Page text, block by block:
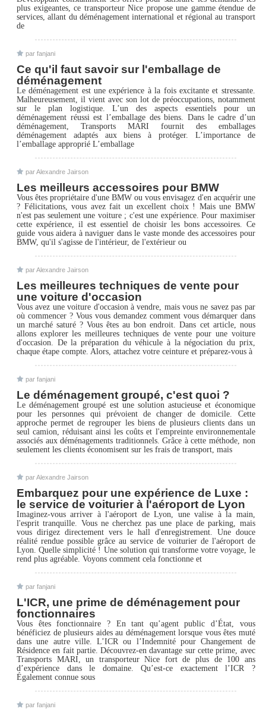
plus exigeantes, ce transporteur Nice propose une gamme étendue de
services, allant du déménagement international et régional au transport
de
par fanjani
Ce qu'il faut savoir sur l'emballage de
déménagement
Le déménagement est une expérience à la fois excitante et stressante.
Malheureusement, il vient avec son lot de préoccupations, notamment
sur le plan logistique. L’un des aspects essentiels pour un
déménagement réussi est l’emballage des biens. Dans le cadre d’un
déménagement, Transports MARI fournit des emballages
déménagement adaptés aux biens à protéger. L’importance de
l’emballage approprié L’emballage
par Alexandre Jairson
Les meilleurs accessoires pour BMW
Vous êtes propriétaire d'une BMW ou vous envisagez d'en acquérir une
? Félicitations, vous avez fait un excellent choix ! Mais une BMW
n'est pas seulement une voiture ; c'est une expérience. Pour maximiser
cette expérience, il est essentiel de choisir les bons accessoires. Ce
guide vous aidera à naviguer dans le vaste monde des accessoires pour
BMW, qu'il s'agisse de l'intérieur, de l'extérieur ou
par Alexandre Jairson
Les meilleures techniques de vente pour
une voiture d'occasion
Vous avez une voiture d'occasion à vendre, mais vous ne savez pas par
où commencer ? Vous vous demandez comment vous démarquer dans
un marché saturé ? Vous êtes au bon endroit. Dans cet article, nous
allons explorer les meilleures techniques de vente pour une voiture
d'occasion. De la préparation du véhicule à la négociation du prix,
chaque étape compte. Alors, attachez votre ceinture et préparez-vous à
par fanjani
Le déménagement groupé, c'est quoi ?
Le déménagement groupé est une solution astucieuse et économique
pour les personnes qui prévoient de changer de domicile. Cette
approche permet de regrouper les biens de plusieurs clients dans un
seul camion, réduisant ainsi les coûts et l'empreinte environnementale
associés aux déménagements traditionnels. Grâce à cette méthode, non
seulement les clients économisent sur les frais de transport, mais
par Alexandre Jairson
Embarquez pour une expérience de Luxe :
le service de voiturier à l'aéroport de Lyon
Imaginez-vous arriver à l'aéroport de Lyon, une valise à la main,
l'esprit tranquille. Vous ne cherchez pas une place de parking, mais
vous dirigez directement vers le hall d'enregistrement. Une douce
réalité rendue possible grâce au service de voiturier de l'aéroport de
Lyon. Quelle simplicité ! Une solution qui transforme votre voyage, le
rend plus agréable. Voyons comment cela fonctionne et
par fanjani
L'ICR, une prime de déménagement pour
fonctionnaires
Vous êtes fonctionnaire ? En tant qu’agent public d’État, vous
bénéficiez de plusieurs aides au déménagement lorsque vous êtes muté
dans une autre ville. L’ICR ou l’Indemnité pour Changement de
Résidence en fait partie. Découvrez-en davantage sur cette prime, avec
Transports MARI, un transporteur Nice fort de plus de 100 ans
d’expérience dans le domaine. Qu’est-ce exactement l’ICR ?
Également connue sous
par fanjani